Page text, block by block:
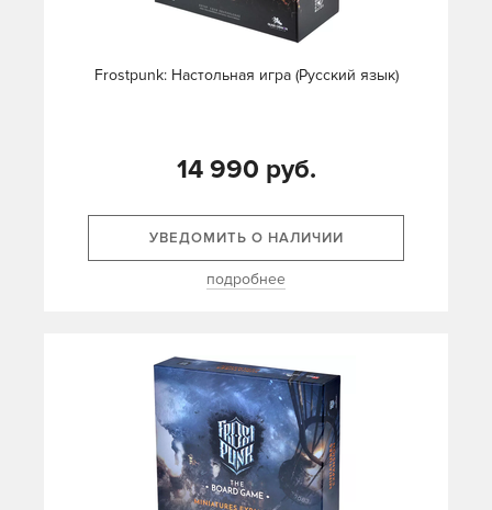
Frostpunk: Настольная игра (Русский язык)
14 990 руб.
УВЕДОМИТЬ О НАЛИЧИИ
подробнее